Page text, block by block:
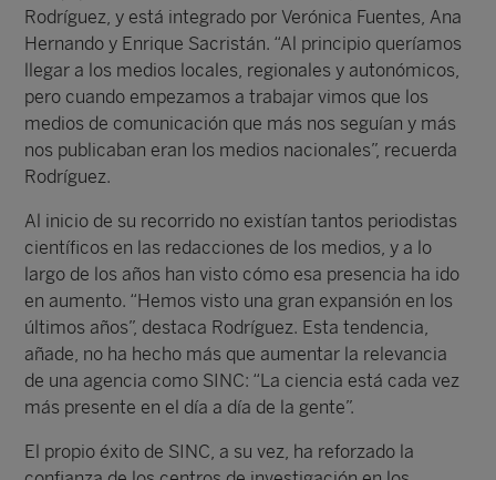
Rodríguez, y está integrado por Verónica Fuentes, Ana
Hernando y Enrique Sacristán. “Al principio queríamos
llegar a los medios locales, regionales y autonómicos,
pero cuando empezamos a trabajar vimos que los
medios de comunicación que más nos seguían y más
nos publicaban eran los medios nacionales”, recuerda
Rodríguez.
Al inicio de su recorrido no existían tantos periodistas
científicos en las redacciones de los medios, y a lo
largo de los años han visto cómo esa presencia ha ido
en aumento. “Hemos visto una gran expansión en los
últimos años”, destaca Rodríguez. Esta tendencia,
añade, no ha hecho más que aumentar la relevancia
de una agencia como SINC: “La ciencia está cada vez
más presente en el día a día de la gente”.
El propio éxito de SINC, a su vez, ha reforzado la